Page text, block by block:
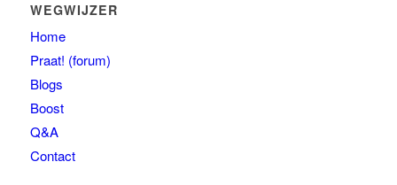
WEGWIJZER
Home
Praat! (forum)
Blogs
Boost
Q&A
Contact